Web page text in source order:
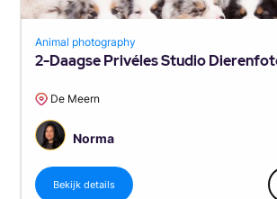
Animal photography
2-Daagse Privéles Studio
De Meern
Norma
Bekijk details